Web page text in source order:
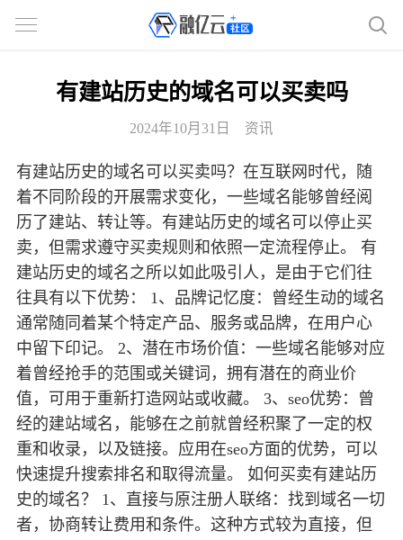
有建站历史的域名可以买卖吗
2024年10月31日 资讯
有建站历史的域名可以买卖吗？在互联网时代，随
着不同阶段的开展需求变化，一些域名能够曾经阅
历了建站、转让等。有建站历史的域名可以停止买
卖，但需求遵守买卖规则和依照一定流程停止。 有
建站历史的域名之所以如此吸引人，是由于它们往
往具有以下优势： 1、品牌记忆度：曾经生动的域名
通常随同着某个特定产品、服务或品牌，在用户心
中留下印记。 2、潜在市场价值：一些域名能够对应
着曾经抢手的范围或关键词，拥有潜在的商业价
值，可用于重新打造网站或收藏。 3、seo优势：曾
经的建站域名，能够在之前就曾经积聚了一定的权
重和收录，以及链接。应用在seo方面的优势，可以
快速提升搜索排名和取得流量。 如何买卖有建站历
史的域名？ 1、直接与原注册人联络：找到域名一切
者，协商转让费用和条件。这种方式较为直接，但